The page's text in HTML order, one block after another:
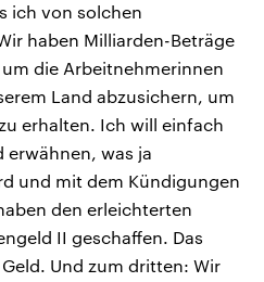
ich von solchen
haben Milliarden-Beträge
die Arbeitnehmerinnen
Land abzusichern, um
erhalten. Ich will einfach
erwähnen, was ja
und mit dem Kündigungen
den erleichterten
II geschaffen. Das
Und zum dritten: Wir